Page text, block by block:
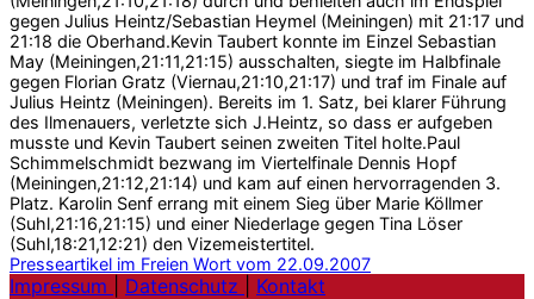
gegen Julius Heintz/Sebastian Heymel (Meiningen) mit 21:17 und
21:18 die Oberhand.Kevin Taubert konnte im Einzel Sebastian
May (Meiningen,21:11,21:15) ausschalten, siegte im Halbfinale
gegen Florian Gratz (Viernau,21:10,21:17) und traf im Finale auf
Julius Heintz (Meiningen). Bereits im 1. Satz, bei klarer Führung
des Ilmenauers, verletzte sich J.Heintz, so dass er aufgeben
musste und Kevin Taubert seinen zweiten Titel holte.Paul
Schimmelschmidt bezwang im Viertelfinale Dennis Hopf
(Meiningen,21:12,21:14) und kam auf einen hervorragenden 3.
Platz. Karolin Senf errang mit einem Sieg über Marie Köllmer
(Suhl,21:16,21:15) und einer Niederlage gegen Tina Löser
(Suhl,18:21,12:21) den Vizemeistertitel.
Presseartikel im Freien Wort vom 22.09.2007
Impressum Datenschutz Kontakt